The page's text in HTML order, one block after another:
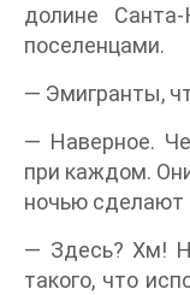
долине
поселенцами.
— Эмигранты,
— Наверное.
при каждом.
ночью сделают
— Здесь? Хм!
такого, что